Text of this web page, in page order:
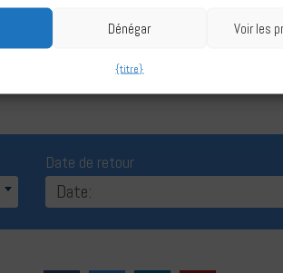
Dénégar Voir les
{titre}
Date de retour